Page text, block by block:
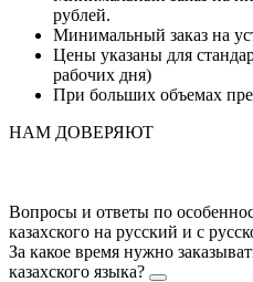
рублей.
Минимальный заказ на
Цены указаны для
рабочих дня)
При больших объемах
НАМ ДОВЕРЯЮТ
Вопросы и ответы по
казахского на русский и с
За какое время нужно
казахского языка?